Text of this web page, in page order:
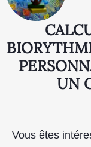
UN
Vous êtes